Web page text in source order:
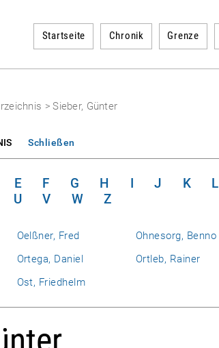
Startseite Chronik Grenze
> Sieber, Günter
Schließen
E F G H I J K L
U V W Z
Oelßner, Fred Ohnesorg, Benno
Ortega, Daniel Ortleb, Rainer
Ost, Friedhelm